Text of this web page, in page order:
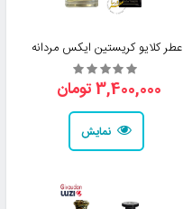
عطر کلایو کریستین ایکس مردانه
3,400,000 تومان
نمایش